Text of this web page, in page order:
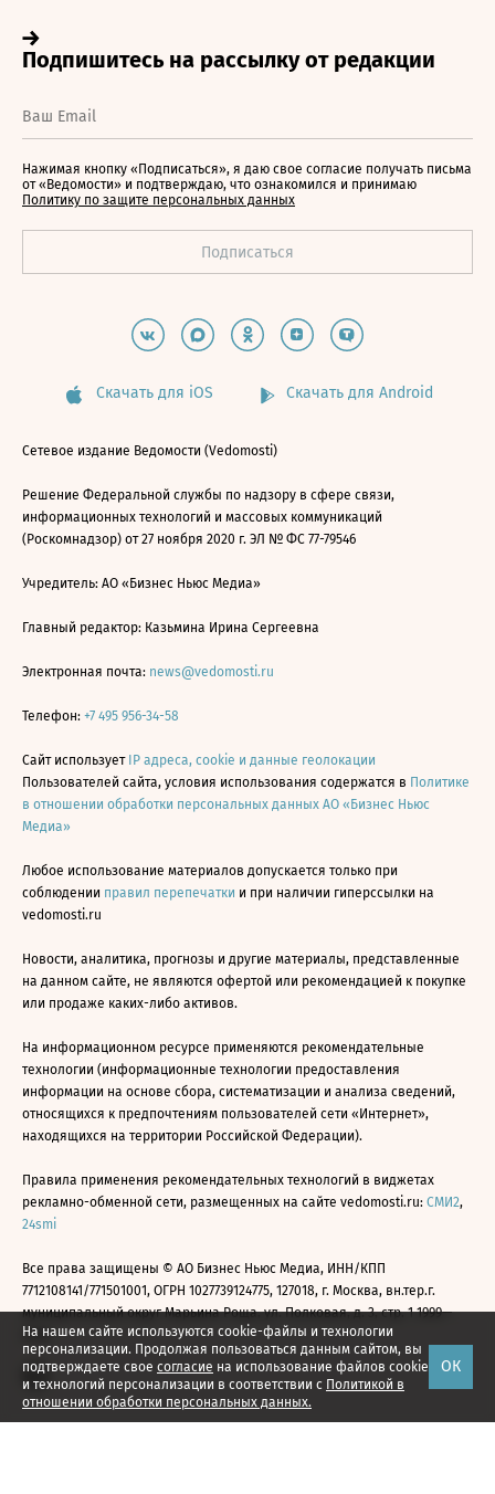
На нашем сайте используются cookie-файлы и технологии
персонализации. Продолжая пользоваться данным сайтом, вы
подтверждаете свое согласие на использование файлов cookie
и технологий персонализации в соответствии с Политикой в
отношении обработки персональных данных.
ОК
Нажимая кнопку «Подписаться», я даю свое согласие получать письма
от «Ведомости» и подтверждаю, что ознакомился и принимаю
Политику по защите персональных данных
Скачать для iOS Скачать для Android
Сетевое издание Ведомости (Vedomosti)
Решение Федеральной службы по надзору в сфере связи,
информационных технологий и массовых коммуникаций
(Роскомнадзор) от 27 ноября 2020 г. ЭЛ № ФС 77-79546
Учредитель: АО «Бизнес Ньюс Медиа»
Главный редактор: Казьмина Ирина Сергеевна
Электронная почта: news@vedomosti.ru
Телефон: +7 495 956-34-58
Сайт использует IP адреса, cookie и данные геолокации
Пользователей сайта, условия использования содержатся в Политике
в отношении обработки персональных данных АО «Бизнес Ньюс
Медиа»
Любое использование материалов допускается только при
соблюдении правил перепечатки и при наличии гиперссылки на
vedomosti.ru
Новости, аналитика, прогнозы и другие материалы, представленные
на данном сайте, не являются офертой или рекомендацией к покупке
или продаже каких-либо активов.
На информационном ресурсе применяются рекомендательные
технологии (информационные технологии предоставления
информации на основе сбора, систематизации и анализа сведений,
относящихся к предпочтениям пользователей сети «Интернет»,
находящихся на территории Российской Федерации).
Правила применения рекомендательных технологий в виджетах
рекламно-обменной сети, размещенных на сайте vedomosti.ru: СМИ2,
24smi
Все права защищены © АО Бизнес Ньюс Медиа, ИНН/КПП
7712108141/771501001, ОГРН 1027739124775, 127018, г. Москва, вн.тер.г.
муниципальный округ Марьина Роща, ул. Полковая, д. 3, стр. 1 1999—
2026